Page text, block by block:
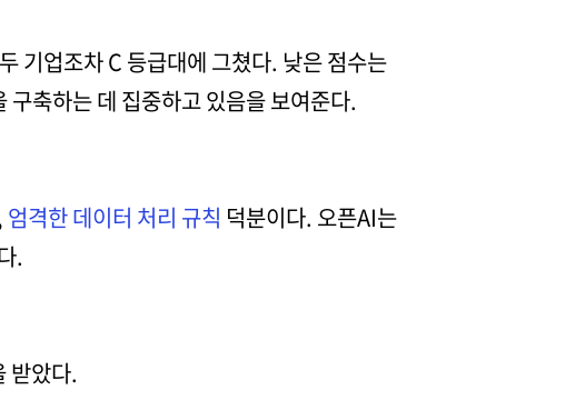
기업조차 C 등급대에 그쳤다. 낮은 점수는
축하는 데 집중하고 있음을 보여준다.
엄격한 데이터 처리 규칙 덕분이다. 오픈AI는
.
받았다.